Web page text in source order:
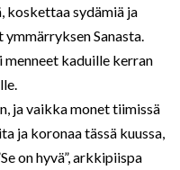
koskettaa sydämiä ja
Sanasta.
kaduille kerran
ja vaikka monet tiimissä
ja koronaa tässä kuussa,
on hyvä”, arkkipiispa